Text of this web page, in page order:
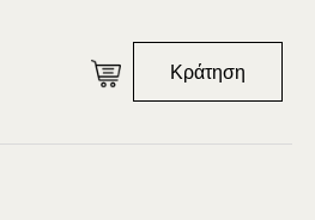
Κράτηση